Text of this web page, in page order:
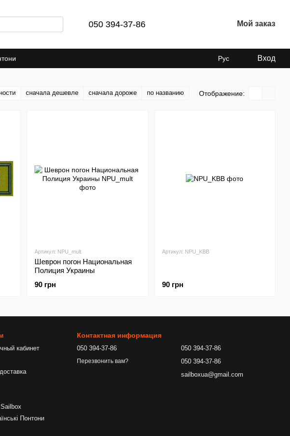
050 394-37-86 Мой заказ
Рус Вход
сначала дешевле сначала дороже по названию Отображение:
Артикул: NPU_mult
Шеврон погон Национальная
Полиция Украины
90 грн
Артикул: NPU_KBB
90 грн
кабинет
Понтони
Контактная информация
050 394-37-86
Перезвонить вам?
050 394-37-86
050 394-37-86
sailboxua@gmail.com